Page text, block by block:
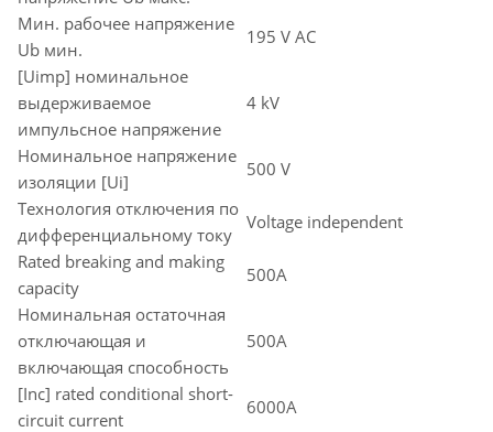
Мин. рабочее напряжение
Ub мин.
195 V AC
[Uimp] номинальное
выдерживаемое
импульсное напряжение
4 kV
Номинальное напряжение
изоляции [Ui]
500 V
Технология отключения по
дифференциальному току
Voltage independent
Rated breaking and making
capacity
500A
Номинальная остаточная
отключающая и
включающая способность
500A
[Inc] rated conditional short-
circuit current
6000A